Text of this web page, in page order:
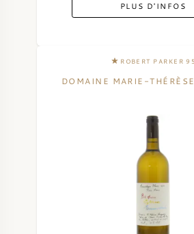
PLUS D'INFOS
ROBERT PARKER 95
DOMAINE MARIE-